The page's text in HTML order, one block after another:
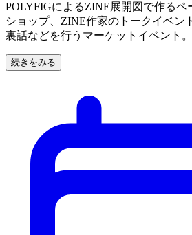
POLYFIGによるZINE展開図で作るペ
ショップ、ZINE作家のトークイベン
裏話などを行うマーケットイベント。
続きをみる